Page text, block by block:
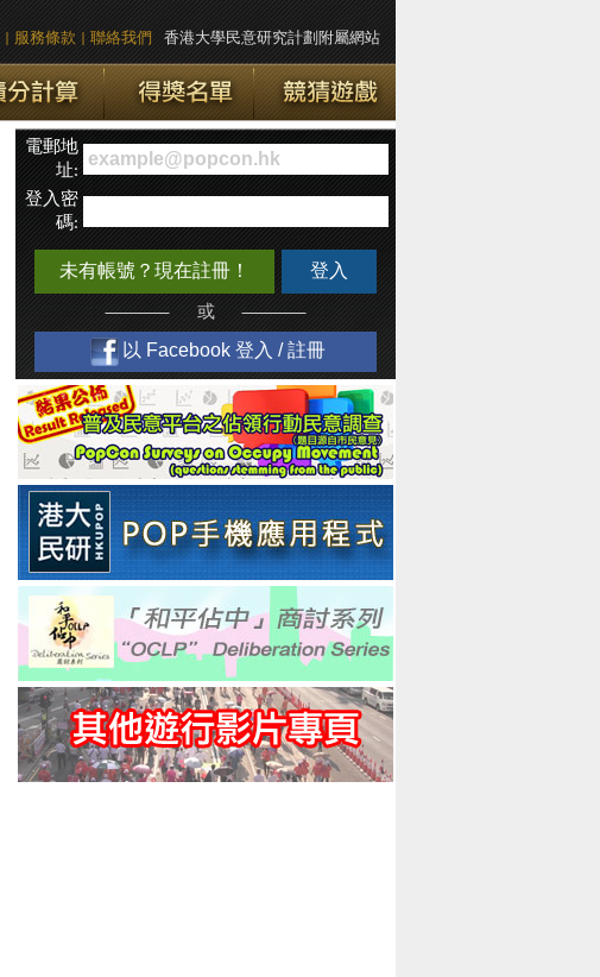
香港大學民意研究計劃附屬網站
服務條款 聯絡我們
電郵地
址:
登入密
碼:
未有帳號？現在註冊！ 登入
或
以 Facebook 登入 / 註冊